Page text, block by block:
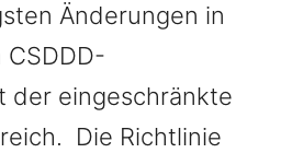
Änderungen in
der eingeschränkte
Die Richtlinie